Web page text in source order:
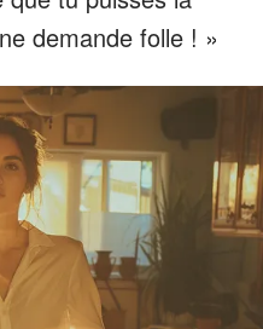
demande folle ! »